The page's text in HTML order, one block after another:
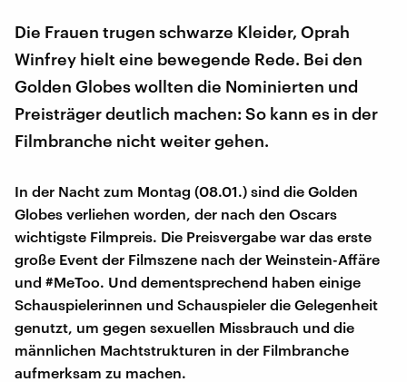
Die Frauen trugen schwarze Kleider, Oprah
Winfrey hielt eine bewegende Rede. Bei den
Golden Globes wollten die Nominierten und
Preisträger deutlich machen: So kann es in der
Filmbranche nicht weiter gehen.
In der Nacht zum Montag (08.01.) sind die Golden
Globes verliehen worden, der nach den Oscars
wichtigste Filmpreis. Die Preisvergabe war das erste
große Event der Filmszene nach der Weinstein-Affäre
und #MeToo. Und dementsprechend haben einige
Schauspielerinnen und Schauspieler die Gelegenheit
genutzt, um gegen sexuellen Missbrauch und die
männlichen Machtstrukturen in der Filmbranche
aufmerksam zu machen.